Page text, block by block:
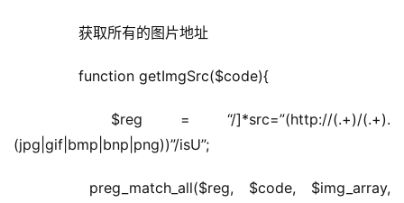
	  获取所有的图片地址
	  function getImgSrc($code){
(jpg|gif|bmp|bnp|png))”/isU”;